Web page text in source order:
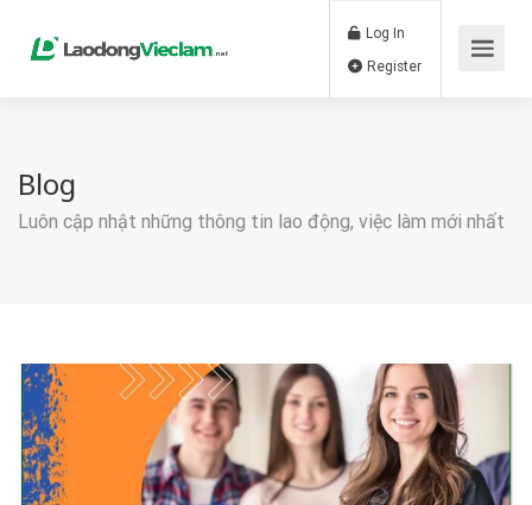
Log In
Blog
Luôn cập nhật những thông tin lao động, việc làm mới nhất